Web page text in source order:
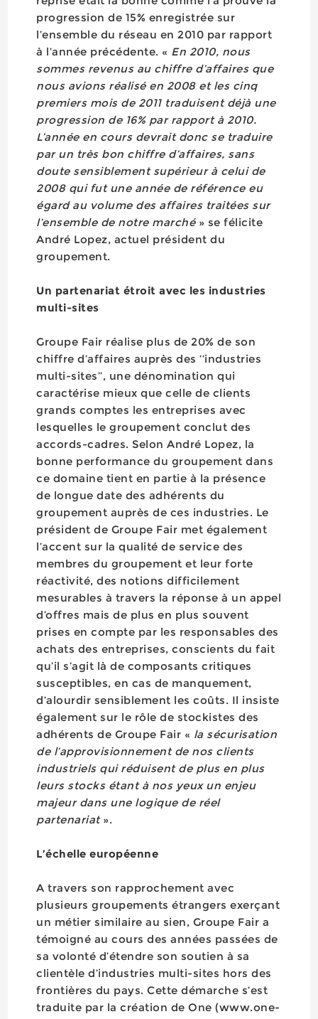
progression de 15% enregistrée sur
l’ensemble du réseau en 2010 par rapport
à l’année précédente. « En 2010, nous
sommes revenus au chiffre d’affaires que
nous avions réalisé en 2008 et les cinq
premiers mois de 2011 traduisent déjà une
progression de 16% par rapport à 2010.
L’année en cours devrait donc se traduire
par un très bon chiffre d’affaires, sans
doute sensiblement supérieur à celui de
2008 qui fut une année de référence eu
égard au volume des affaires traitées sur
l’ensemble de notre marché» se félicite
André Lopez, actuel président du
groupement.
Un partenariat étroit avec les industries
multi-sites
Groupe Fair réalise plus de 20% de son
chiffre d’affaires auprès des ‘‘industries
multi-sites’’, une dénomination qui
caractérise mieux que celle de clients
grands comptes les entreprises avec
lesquelles le groupement conclut des
accords-cadres. Selon André Lopez, la
bonne performance du groupement dans
ce domaine tient en partie à la présence
de longue date des adhérents du
groupement auprès de ces industries. Le
président de Groupe Fair met également
l’accent sur la qualité de service des
membres du groupement et leur forte
réactivité, des notions difficilement
mesurables à travers la réponse à un appel
d’offres mais de plus en plus souvent
prises en compte par les responsables des
achats des entreprises, conscients du fait
qu’il s’agit là de composants critiques
susceptibles, en cas de manquement,
d’alourdir sensiblement les coûts. Il insiste
également sur le rôle de stockistes des
adhérents de Groupe Fair « la sécurisation
de l’approvisionnement de nos clients
industriels qui réduisent de plus en plus
leurs stocks étant à nos yeux un enjeu
majeur dans une logique de réel
partenariat».
L’échelle européenne
A travers son rapprochement avec
plusieurs groupements étrangers exerçant
un métier similaire au sien, Groupe Fair a
témoigné au cours des années passées de
sa volonté d’étendre son soutien à sa
clientèle d’industries multi-sites hors des
frontières du pays. Cette démarche s’est
traduite par la création de One (www.one-